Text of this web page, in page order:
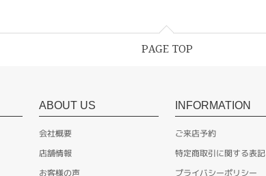
PAGE TOP
ABOUT US
会社概要
店舗情報
お客様の声
INFORMATION
ご来店予約
特定商取引に関する表記
プライバシーポリシー